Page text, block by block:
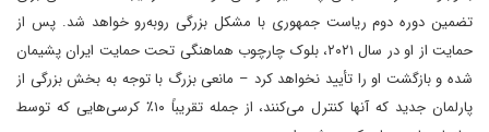
تضمین دوره دوم ریاست جمهوری با مشکل بزرگی روبه‌رو خواهد شد. پس از
حمایت از او در سال ۲۰۲۱، بلوک چارچوب هماهنگی تحت حمایت ایران پشیمان
شده و بازگشت او را تأیید نخواهد کرد – مانعی بزرگ با توجه به بخش بزرگی از
پارلمان جدید که آنها کنترل می‌کنند، از جمله تقریباً ۱۰٪ کرسی‌هایی که توسط